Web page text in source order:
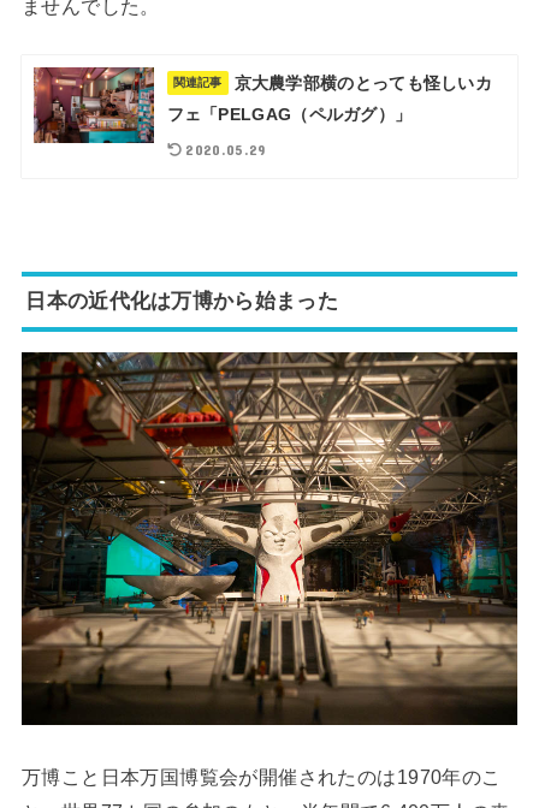
ませんでした。
関連記事
京大農学部横のとっても怪しいカ
フェ「PELGAG（ペルガグ）」
2020.05.29
日本の近代化は万博から始まった
万博こと日本万国博覧会が開催されたのは1970年のこ